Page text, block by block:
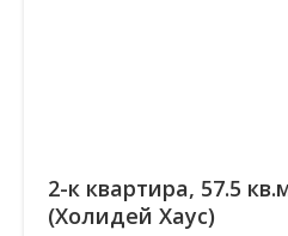
2-к квартира, 57.5
(Холидей Хаус)